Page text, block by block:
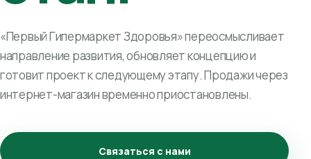
«Первый Гипермаркет Здоровья» переосмысливает
направление развития, обновляет концепцию и
готовит проект к следующему этапу. Продажи через
интернет-магазин временно приостановлены.
Связаться с нами